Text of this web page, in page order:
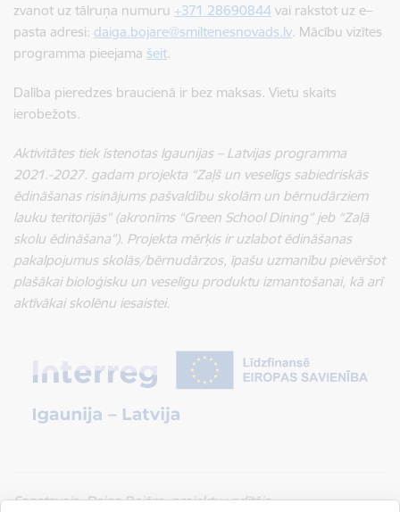
zvanot uz tālruņa numuru +371 28690844 vai rakstot uz e–
pasta adresi: daiga.bojare@smiltenesnovads.lv. Mācību vizītes
programma pieejama šeit.
Dalība pieredzes braucienā ir bez maksas. Vietu skaits
ierobežots.
Aktivitātes tiek īstenotas Igaunijas – Latvijas programma
2021.-2027. gadam projekta “Zaļš un veselīgs sabiedriskās
ēdināšanas risinājums pašvaldību skolām un bērnudārziem
lauku teritorijās” (akronīms “Green School Dining” jeb “Zaļā
skolu ēdināšana”). Projekta mērķis ir uzlabot ēdināšanas
pakalpojumus skolās/bērnudārzos, īpašu uzmanību pievēršot
plašākai bioloģisku un veselīgu produktu izmantošanai, kā arī
aktīvākai skolēnu iesaistei.
Sagatavoja: Daiga Bojāre, projektu vadītāja